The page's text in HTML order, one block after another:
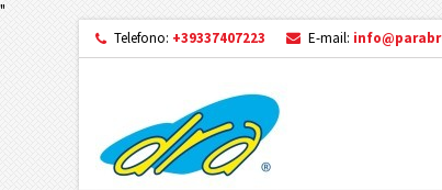
"
Telefono: +39337407223 E-mail: